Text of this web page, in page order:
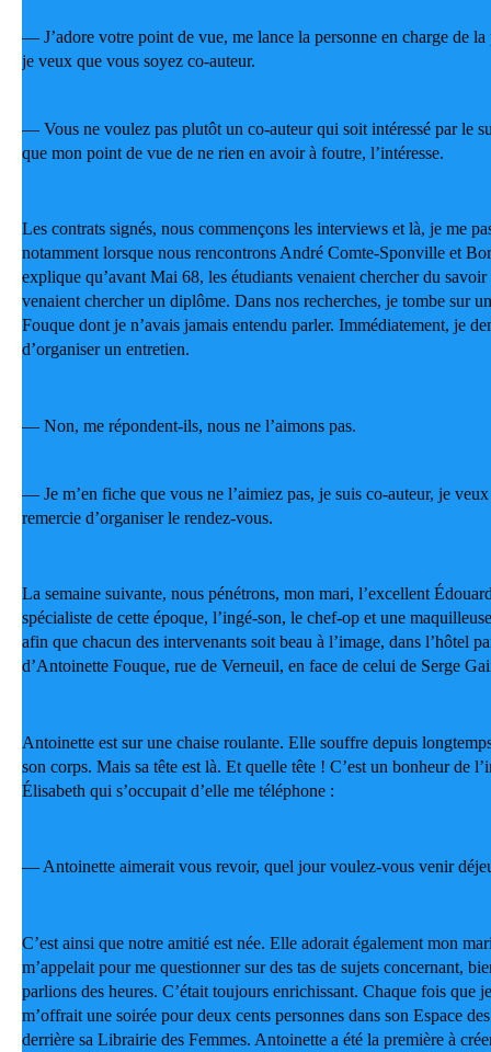
— J’adore votre point de vue, me lance la personne en charge de
je veux que vous soyez co-auteur.
— Vous ne voulez pas plutôt un co-auteur qui soit intéressé par le
que mon point de vue de ne rien en avoir à foutre, l’intéresse.
Les contrats signés, nous commençons les interviews et là, je me
notamment lorsque nous rencontrons André Comte-Sponville et
explique qu’avant Mai 68, les étudiants venaient chercher du
venaient chercher un diplôme. Dans nos recherches, je tombe sur
Fouque dont je n’avais jamais entendu parler. Immédiatement, je
d’organiser un entretien.
— Non, me répondent-ils, nous ne l’aimons pas.
— Je m’en fiche que vous ne l’aimiez pas, je suis co-auteur, je
remercie d’organiser le rendez-vous.
La semaine suivante, nous pénétrons, mon mari, l’excellent
spécialiste de cette époque, l’ingé-son, le chef-op et une
afin que chacun des intervenants soit beau à l’image, dans l’hôtel
d’Antoinette Fouque, rue de Verneuil, en face de celui de Serge
Antoinette est sur une chaise roulante. Elle souffre depuis
son corps. Mais sa tête est là. Et quelle tête ! C’est un bonheur de
Élisabeth qui s’occupait d’elle me téléphone :
— Antoinette aimerait vous revoir, quel jour voulez-vous venir
C’est ainsi que notre amitié est née. Elle adorait également mon
m’appelait pour me questionner sur des tas de sujets concernant,
parlions des heures. C’était toujours enrichissant. Chaque fois que
m’offrait une soirée pour deux cents personnes dans son Espace
derrière sa Librairie des Femmes. Antoinette a été la première à